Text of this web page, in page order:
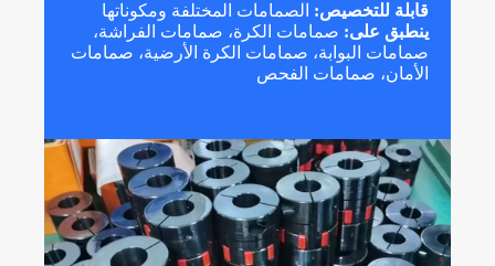
قابلة للتخصيص: الصمامات المختلفة ومكوناتها
ينطبق على: صمامات الكرة، صمامات الفراشة،
صمامات البوابة، صمامات الكرة الأرضية، صمامات
الأمان، صمامات الفحص